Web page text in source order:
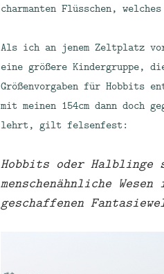
charmanten Flüsschen,
Als ich an jenem Zeltplatz
eine größere Kindergruppe,
Größenvorgaben für Hobbits
mit meinen 154cm dann doch
lehrt, gilt felsenfest:
Hobbits oder
menschenähnliche
geschaffenen